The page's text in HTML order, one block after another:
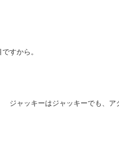
すから。
ジャッキーはジャッキーでも、ア